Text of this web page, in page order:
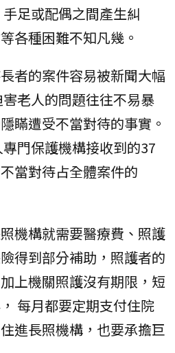
足或配偶之間產生糾
各種困難不知凡幾。
者的案件容易被新聞大幅
老人的問題往往不易暴
瞞遭受不當對待的事實。
門保護機構接收到的37
當對待占全體案件的
機構就需要醫療費、照護
得到部分補助，照護者的
上機關照護沒有期限，短
每月都要定期支付住院
進長照機構，也要承擔巨